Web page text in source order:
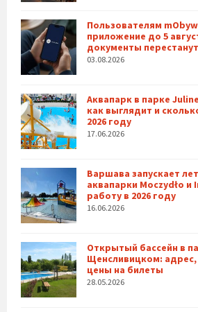
Пользователям
приложение до 5
документы
03.08.2026
Аквапарк в парке
как выглядит и
2026 году
17.06.2026
Варшава запускает
аквапарки Moczydło
работу в 2026 году
16.06.2026
Открытый бассейн в
Щенсливицком:
цены на билеты
28.05.2026